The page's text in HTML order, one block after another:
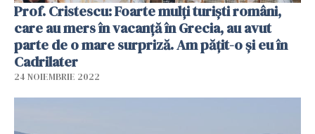
Prof. Cristescu: Foarte mulți turiști români,
care au mers în vacanță în Grecia, au avut
parte de o mare surpriză. Am pățit-o și eu în
Cadrilater
24 NOIEMBRIE 2022